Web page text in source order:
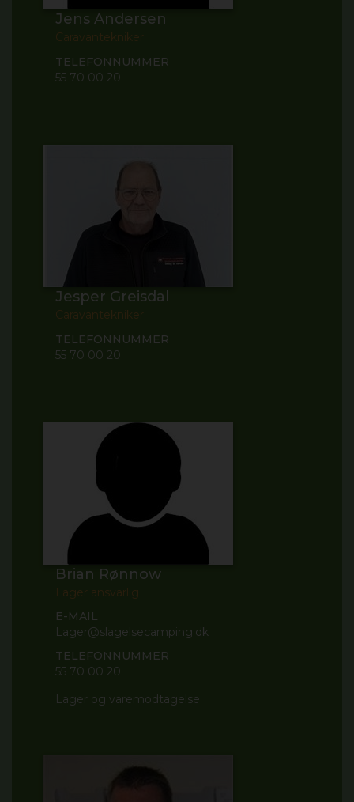
Jens Andersen
Caravantekniker
TELEFONNUMMER
55 70 00 20
Jesper Greisdal
Caravantekniker
TELEFONNUMMER
55 70 00 20
Brian Rønnow
Lager ansvarlig
E-MAIL
Lager@slagelsecamping.dk
TELEFONNUMMER
55 70 00 20
Lager og varemodtagelse